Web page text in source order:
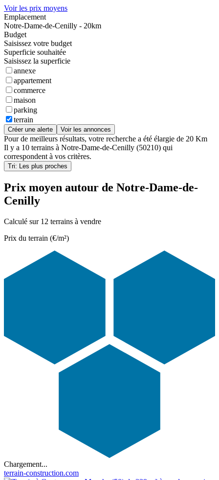
Voir les prix moyens
Emplacement
Notre-Dame-de-Cenilly - 20km
Budget
Saisissez votre budget
Superficie souhaitée
Saisissez la superficie
annexe
appartement
commerce
maison
parking
terrain
Créer une alerte Voir les annonces
Pour de meilleurs résultats, votre recherche a été élargie de 20 Km
Il y a 10 terrains à Notre-Dame-de-Cenilly (50210) qui
correspondent à vos critères.
Tri: Les plus proches
Prix moyen autour de Notre-Dame-de-
Cenilly
Calculé sur 12 terrains à vendre
Prix du terrain (€/m²)
Chargement...
terrain-construction.com